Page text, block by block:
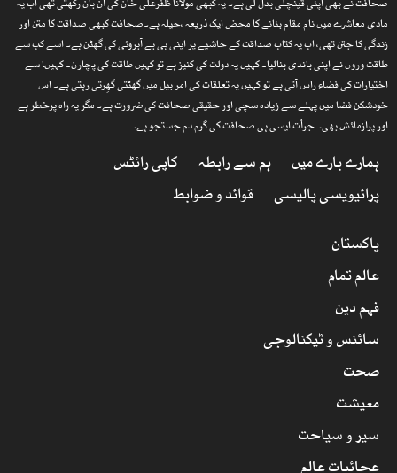
صحافت نے بھی اپنی قینچلی بدل لی ہے۔ یہ کبھی مولانا ظفرعلی خان کی آن بان رکھتی تھی اب یہ
مادی معاشرے میں نام مقام بنانے کا محض ایک ذریعہ ،حیلہ ہے۔صحافت کبھی صداقت کا متن اور
زندگی کا جتن تھی، اب یہ کتاب صداقت کے حاشیے پر اپنی ہی بے آبروئی کی گھٹن ہے۔ اسے کب سے
طاقت وروں نے اپنی باندی بنالیا۔ کہیں یہ دولت کی کنیز ہے تو کہیں طاقت کی پچارن۔ کہیںا سے
اختیارات کی فضاء راس آتی ہے تو کہیں یہ تعلقات کی امر بیل میں گھٹتی گھِرتی رہتی ہے۔ اس
خودشکن فضا میں پہلے سے زیادہ سچی اور حقیقی صحافت کی ضرورت ہے۔ مگر یہ راہ پرخطر ہے
اور پرآزمائش بھی۔ جرأت ایسی ہی صحافت کی گرم دم جستجو ہے۔
ہمارے بارے میں ہم سے رابطہ
کاپی رائٹس
پرائیویسی پالیسی
قوائد و ضوابط
پاکستان
عالم تمام
فہم دین
سائنس و ٹیکنالوجی
صحت
معیشت
سیر و سیاحت